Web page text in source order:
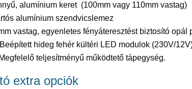
alumínium keret (100mm vagy 110mm vastag)
alumínium szendvicslemez
vastag, egyenletes fényáteresztést biztosító opál
hideg fehér kültéri LED modulok (230V/
teljesítményű működtető tápegység.
extra opciók